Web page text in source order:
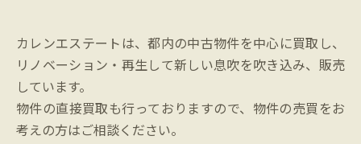
カレンエステートは、都内の中古物件を中心に買取し、
リノベーション・再生して新しい息吹を吹き込み、販売
しています。
物件の直接買取も行っておりますので、物件の売買をお
考えの方はご相談ください。